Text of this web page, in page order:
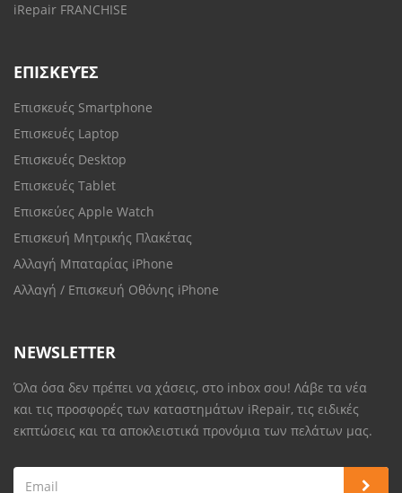
iRepair FRANCHISE
ΕΠΙΣΚΕΥΈΣ
Επισκευές Smartphone
Επισκευές Laptop
Επισκευές Desktop
Επισκευές Tablet
Επισκεύες Apple Watch
Επισκευή Μητρικής Πλακέτας
Αλλαγή Μπαταρίας iPhone
Αλλαγή / Επισκευή Οθόνης iPhone
NEWSLETTER
Όλα όσα δεν πρέπει να χάσεις, στο inbox σου! Λάβε τα νέα
και τις προσφορές των καταστημάτων iRepair, τις ειδικές
εκπτώσεις και τα αποκλειστικά προνόμια των πελάτων μας.